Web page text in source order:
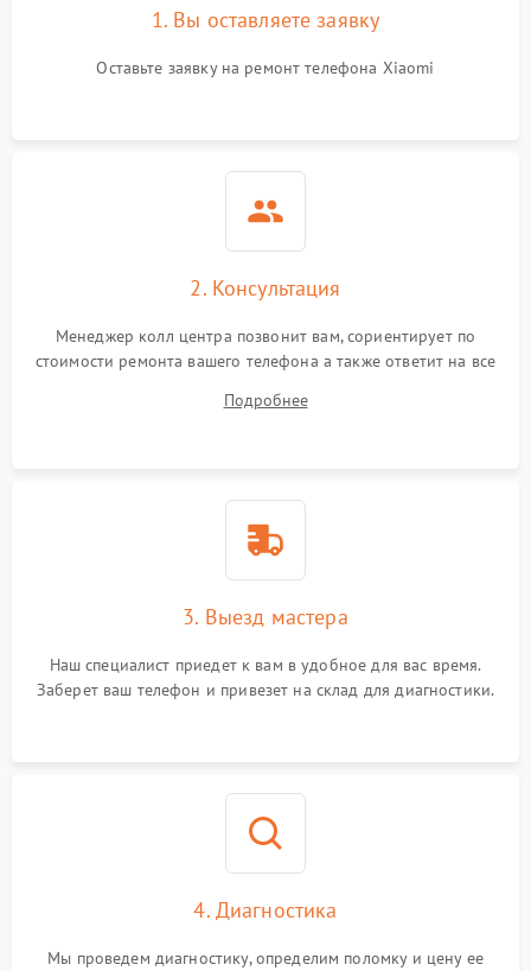
1. Вы оставляете заявку
Оставьте заявку на ремонт телефона Xiaomi
2. Консультация
Менеджер колл центра позвонит вам, сориентирует по
стоимости ремонта вашего телефона а также ответит на все
Подробнее
3. Выезд мастера
Наш специалист приедет к вам в удобное для вас время.
Заберет ваш телефон и привезет на склад для диагностики.
4. Диагностика
Мы проведем диагностику, определим поломку и цену ее